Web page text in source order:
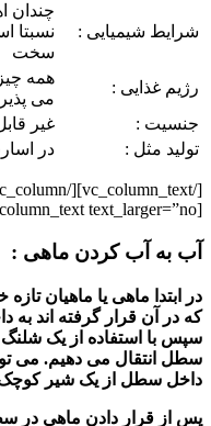
شرایط شیمیایی :
چندان
نسبتا
سخت
رژیم غذایی :
همه
می
جنسیت :
غیر
تولید مثل :
در
[vc_column_text text_larger=”no”]
آب به آب کردن ماهی :
در ابتدا ماهی یا ماهیان
که در آن قرار گرفته اند
سپس با استفاده از یک شلنگ
سطل انتقال می دهیم. می
داخل سطل از یک شیر کوچک
پس از قرار دادن ماهی در